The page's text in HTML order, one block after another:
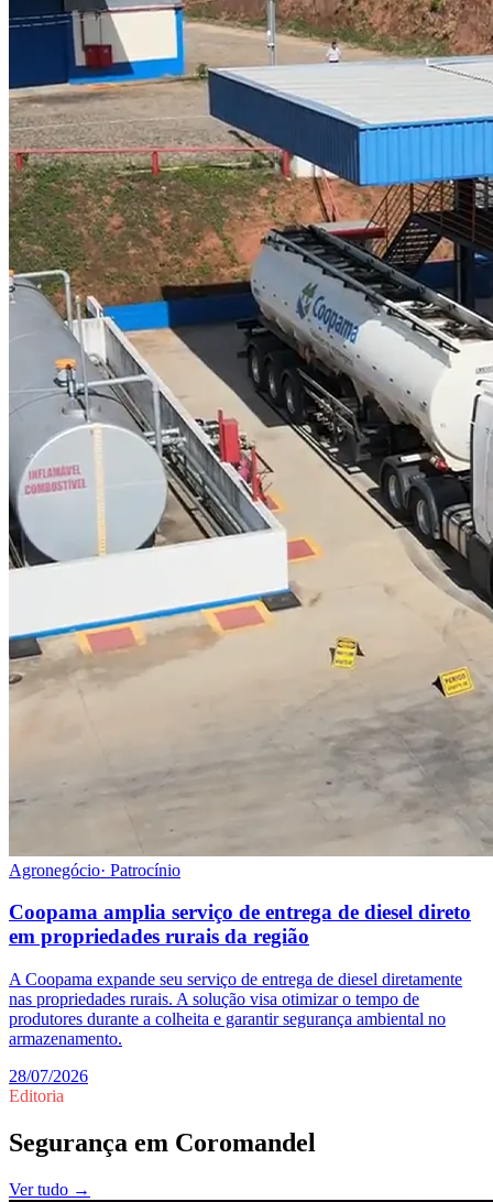
Agronegócio· Patrocínio
Coopama amplia serviço de entrega de diesel direto
em propriedades rurais da região
A Coopama expande seu serviço de entrega de diesel diretamente
nas propriedades rurais. A solução visa otimizar o tempo de
produtores durante a colheita e garantir segurança ambiental no
armazenamento.
28/07/2026
Editoria
Segurança em Coromandel
Ver tudo →